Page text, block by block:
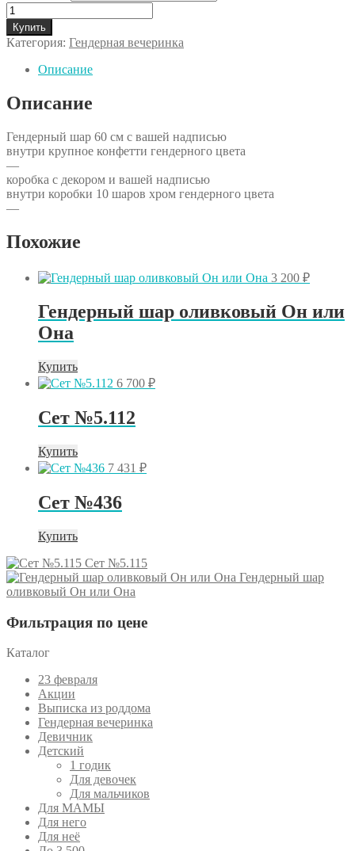
Количество
товара
Сет
№5.116
Купить
Категория: Гендерная вечеринка
Описание
Описание
Гендерный шар 60 см с вашей надписью
внутри крупное конфетти гендерного цвета
—
коробка с декором и вашей надписью
внутри коробки 10 шаров хром гендерного цвета
—
Похожие
3 200 ₽
Гендерный шар оливковый Он или
Она
Купить
6 700 ₽
Сет №5.112
Купить
7 431 ₽
Сет №436
Купить
Сет №5.115
Гендерный шар
оливковый Он или Она
Фильтрация по цене
Каталог
23 февраля
Акции
Выписка из роддома
Гендерная вечеринка
Девичник
Детский
1 годик
Для девочек
Для мальчиков
Для МАМЫ
Для него
Для неё